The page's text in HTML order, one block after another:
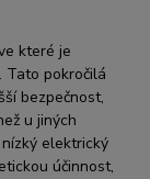
které je
Tato pokročilá
bezpečnost,
u jiných
elektrický
účinnost,